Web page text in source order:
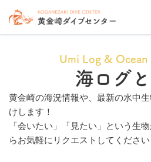
Umi Log & Ocean
海ログ
黄金崎の海況情報や、最新の水中
けします！
「会いたい」「見たい」という生
らお気軽にリクエストしてください